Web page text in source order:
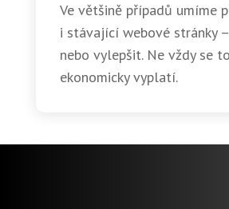
Ve většině případů umíme
i stávající webové stránky
nebo vylepšit. Ne vždy se
ekonomicky vyplatí.